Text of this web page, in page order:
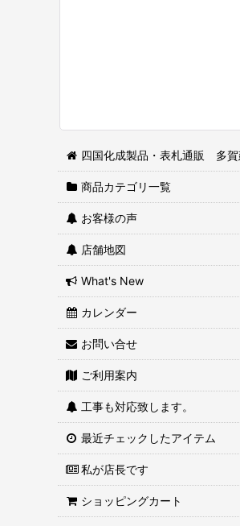
四国化成製品・表札通販 多賀
商品カテゴリ一覧
お客様の声
店舗地図
What's New
カレンダー
お問い合せ
ご利用案内
工事も対応致します。
最近チェックしたアイテム
私が店長です
ショッピングカート